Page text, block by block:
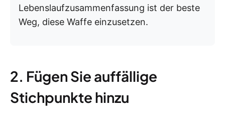
Lebenslaufzusammenfassung ist der beste
Weg, diese Waffe einzusetzen.
2. Fügen Sie auffällige
Stichpunkte hinzu